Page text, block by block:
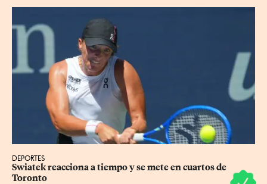
DEPORTES
Swiatek reacciona a tiempo y se mete en cuartos de
Toronto